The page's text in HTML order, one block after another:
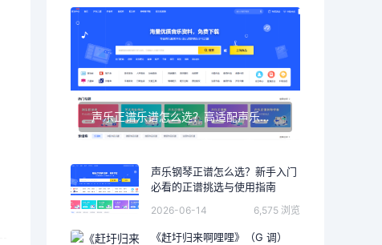
声乐正谱乐谱怎么选？高适配声乐正谱钢琴伴奏资源推荐
声乐钢琴正谱怎么选？新手入门
必看的正谱挑选与使用指南
2026-06-14 6,575 浏览
《赶圩归来啊哩哩》（G 调）